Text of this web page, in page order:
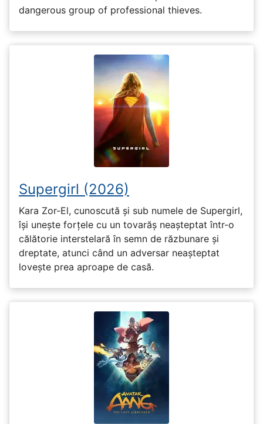
dangerous group of professional thieves.
Supergirl (2026)
Kara Zor-El, cunoscută și sub numele de Supergirl,
își unește forțele cu un tovarăș neașteptat într-o
călătorie interstelară în semn de răzbunare și
dreptate, atunci când un adversar neașteptat
lovește prea aproape de casă.